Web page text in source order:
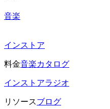
音楽
インストア
料金音楽カタログ
インストアラジオ
リソースブログ